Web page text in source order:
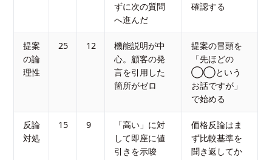
ずに次の質問
へ進んだ
確認する
提案
の論
理性
25 12
機能説明が中
心。顧客の発
言を引用した
箇所がゼロ
提案の冒頭を
「先ほどの
◯◯という
お話ですが」
で始める
反論
対処
15 9
「高い」に対
して即座に値
引きを示唆
価格反論はま
ず比較基準を
聞き返してか